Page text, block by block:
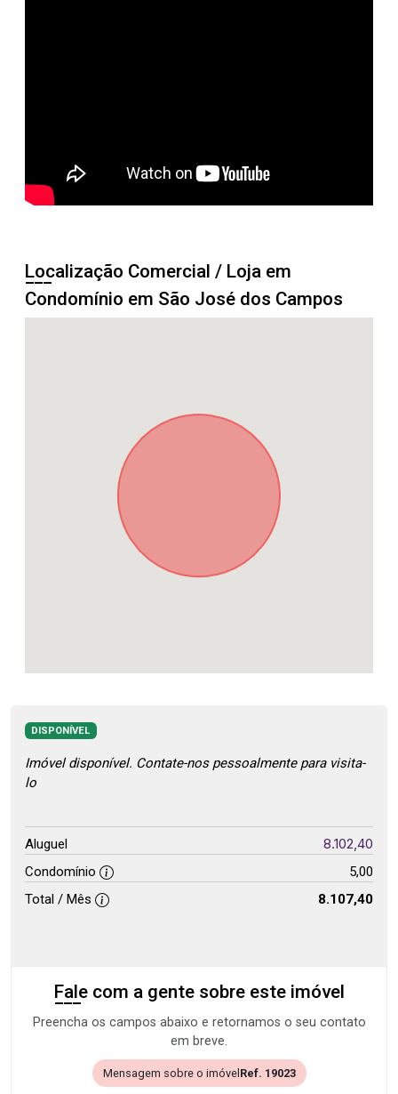
Localização Comercial / Loja em
Condomínio em São José dos Campos
DISPONÍVEL
Imóvel disponível. Contate-nos pessoalmente para visita-
lo
Aluguel 8.102,40
Condomínio
5,00
Total / Mês
8.107,40
Fale com a gente sobre este imóvel
Preencha os campos abaixo e retornamos o seu contato
em breve.
Mensagem sobre o imóvel Ref. 19023